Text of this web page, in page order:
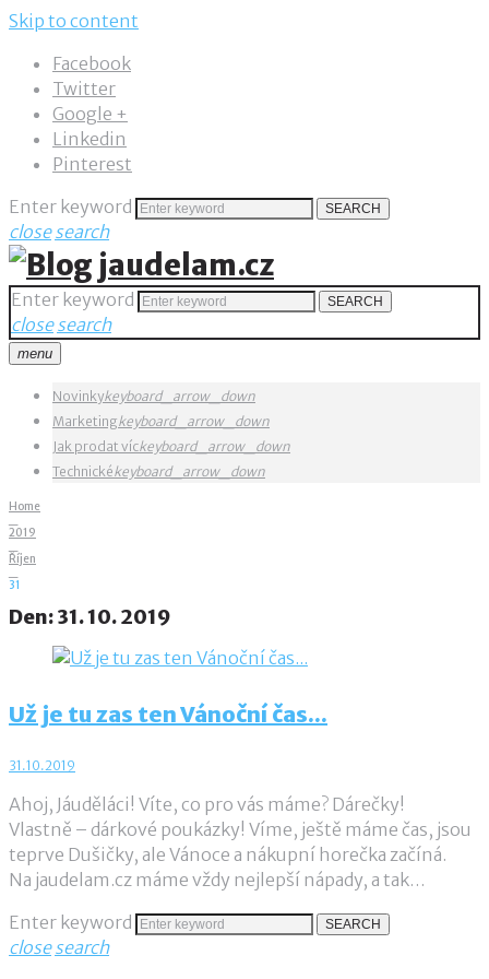
Skip to content
Facebook
Twitter
Google +
Linkedin
Pinterest
Enter keyword
SEARCH
close search
Enter keyword SEARCH
close search
menu
Novinkykeyboard_arrow_down
Marketingkeyboard_arrow_down
Jak prodat víckeyboard_arrow_down
Technickékeyboard_arrow_down
Home
2019
Říjen
31
Den:31. 10. 2019
Už je tu zas ten Vánoční čas...
31.10.2019
Ahoj, Jáuděláci! Víte, co pro vás máme? Dárečky!
Vlastně – dárkové poukázky! Víme, ještě máme čas, jsou
teprve Dušičky, ale Vánoce a nákupní horečka začíná.
Na jaudelam.cz máme vždy nejlepší nápady, a tak…
Enter keyword
SEARCH
close search